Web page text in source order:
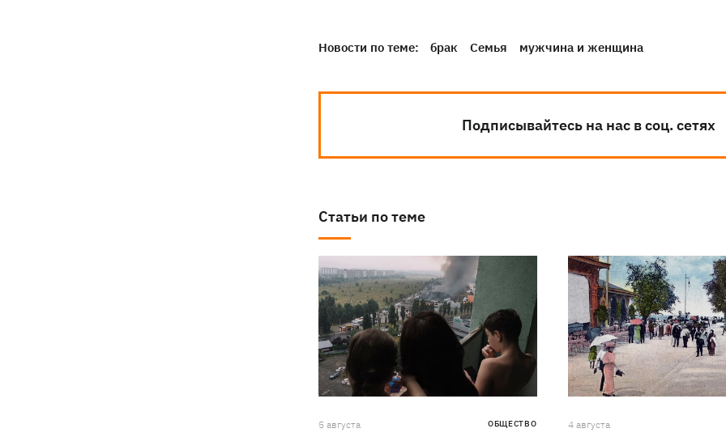
Новости по теме: брак Семья мужчина и женщина
Подписывайтесь на нас в соц. сетях
Статьи по теме
5 августа ОБЩЕСТВО 4 августа